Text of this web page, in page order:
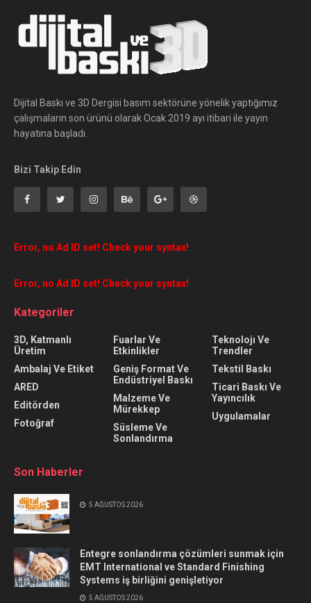
Dijital Baskı ve 3D Dergisi basım sektörüne yönelik yaptığımız
çalışmaların son ürünü olarak Ocak 2019 ayı itibari ile yayın
hayatına başladı.
Bizi Takip Edin
Error, no Ad ID set! Check your syntax!
Error, no Ad ID set! Check your syntax!
Kategoriler
3D, Katmanlı
Üretim
Ambalaj Ve Etiket
ARED
Editörden
Fotoğraf
Fuarlar Ve
Etkinlikler
Geniş Format Ve
Endüstriyel Baskı
Malzeme Ve
Mürekkep
Süsleme Ve
Sonlandırma
Teknolojı Ve
Trendler
Tekstil Baskı
Ticari Baskı Ve
Yayıncılık
Uygulamalar
Son Haberler
5 AĞUSTOS 2026
Entegre sonlandırma çözümleri sunmak için
EMT International ve Standard Finishing
Systems iş birliğini genişletiyor
5 AĞUSTOS 2026